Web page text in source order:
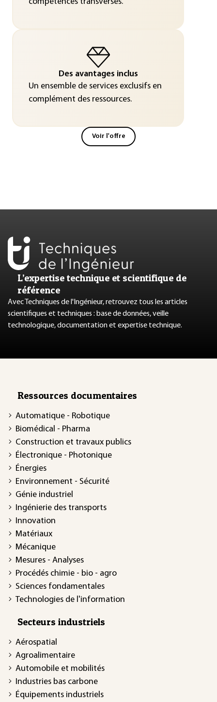
Des avantages inclus
Un ensemble de services exclusifs en
complément des ressources.
Voir l'offre
L’expertise technique et scientifique de
référence
Avec Techniques de l'Ingénieur, retrouvez tous les articles
scientifiques et techniques : base de données, veille
technologique, documentation et expertise technique.
Ressources documentaires
Automatique - Robotique
Biomédical - Pharma
Construction et travaux publics
Électronique - Photonique
Énergies
Environnement - Sécurité
Génie industriel
Ingénierie des transports
Innovation
Matériaux
Mécanique
Mesures - Analyses
Procédés chimie - bio - agro
Sciences fondamentales
Technologies de l'information
Secteurs industriels
Aérospatial
Agroalimentaire
Automobile et mobilités
Industries bas carbone
Équipements industriels